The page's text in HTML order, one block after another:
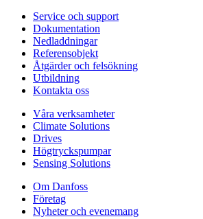
Service och support
Dokumentation
Nedladdningar
Referensobjekt
Åtgärder och felsökning
Utbildning
Kontakta oss
Våra verksamheter
Climate Solutions
Drives
Högtryckspumpar
Sensing Solutions
Om Danfoss
Företag
Nyheter och evenemang